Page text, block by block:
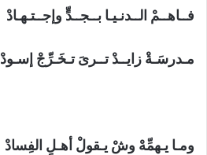
فــاهــمْ الــدنـيـا بــجــدٍّ وإجــتـهـادْ
مـدرسَـةْ زايــدْ تــرىَ تـخَـرِّجْ إسـودْ
ومـا يـهمِّهْ وشْ يـقولْ أهـلٍ الفِسادْ